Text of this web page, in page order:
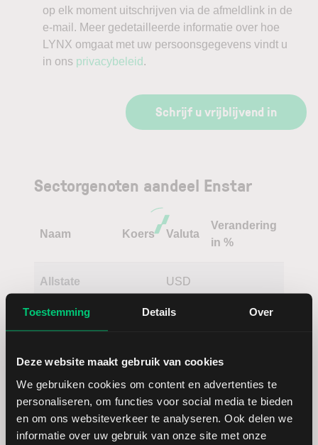
Toestemming Details Over
Deze website maakt gebruik van cookies
We gebruiken cookies om content en advertenties te
personaliseren, om functies voor social media te bieden
en om ons websiteverkeer te analyseren. Ook delen we
informatie over uw gebruik van onze site met onze
op elk moment uitschrijven via de afmeldlink in de
e-mail. Meer gedetailleerde informatie over hoe
LYNX omgaat met uw persoonsgegevens vindt u
in ons privacybeleid .
Schrijf u vrijblijvend in
Sectorgenoten aandeel Enstar
Naam Koers Valuta
Verandering
in %
Allstate USD
Progressive
Loews USD
Assurant USD
NMI
USD